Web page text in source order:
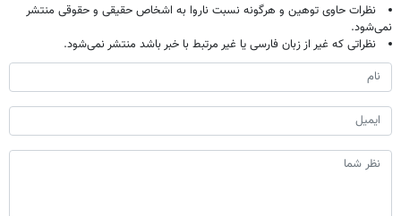
نظرات حاوی توهین و هرگونه نسبت ناروا به اشخاص حقیقی و حقوقی منتشر
نمی‌شود.
نظراتی که غیر از زبان فارسی یا غیر مرتبط با خبر باشد منتشر نمی‌شود.